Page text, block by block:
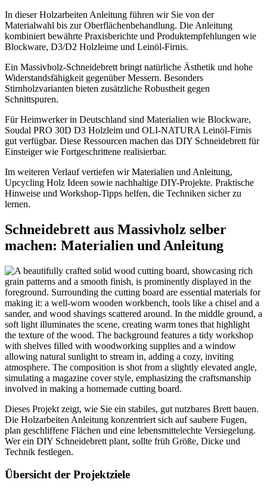
In dieser Holzarbeiten Anleitung führen wir Sie von der
Materialwahl bis zur Oberflächenbehandlung. Die Anleitung
kombiniert bewährte Praxisberichte und Produktempfehlungen wie
Blockware, D3/D2 Holzleime und Leinöl-Firnis.
Ein Massivholz-Schneidebrett bringt natürliche Ästhetik und hohe
Widerstandsfähigkeit gegenüber Messern. Besonders
Stirnholzvarianten bieten zusätzliche Robustheit gegen
Schnittspuren.
Für Heimwerker in Deutschland sind Materialien wie Blockware,
Soudal PRO 30D D3 Holzleim und OLI-NATURA Leinöl-Firnis
gut verfügbar. Diese Ressourcen machen das DIY Schneidebrett für
Einsteiger wie Fortgeschrittene realisierbar.
Im weiteren Verlauf vertiefen wir Materialien und Anleitung,
Upcycling Holz Ideen sowie nachhaltige DIY-Projekte. Praktische
Hinweise und Workshop-Tipps helfen, die Techniken sicher zu
lernen.
Schneidebrett aus Massivholz selber
machen: Materialien und Anleitung
Dieses Projekt zeigt, wie Sie ein stabiles, gut nutzbares Brett bauen.
Die Holzarbeiten Anleitung konzentriert sich auf saubere Fugen,
plan geschliffene Flächen und eine lebensmittelechte Versiegelung.
Wer ein DIY Schneidebrett plant, sollte früh Größe, Dicke und
Technik festlegen.
Übersicht der Projektziele